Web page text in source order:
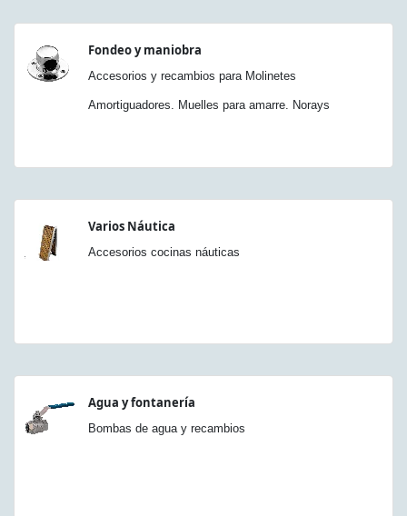
Fondeo y maniobra
Accesorios y recambios para Molinetes
Amortiguadores. Muelles para amarre. Norays
Varios Náutica
Accesorios cocinas náuticas
Agua y fontanería
Bombas de agua y recambios